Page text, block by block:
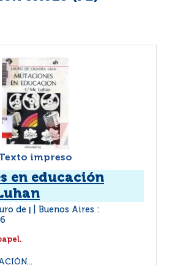
impreso
en educación
de
Buenos Aires :